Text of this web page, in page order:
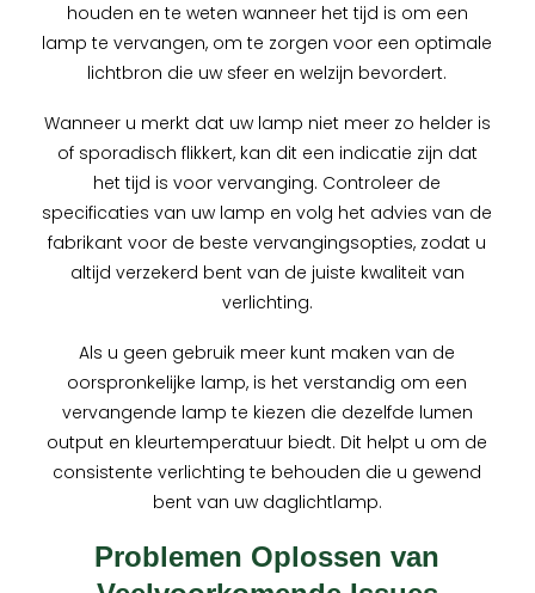
houden en te weten wanneer het tijd is om een
lamp te vervangen, om te zorgen voor een optimale
lichtbron die uw sfeer en welzijn bevordert.
Wanneer u merkt dat uw lamp niet meer zo helder is
of sporadisch flikkert, kan dit een indicatie zijn dat
het tijd is voor vervanging. Controleer de
specificaties van uw lamp en volg het advies van de
fabrikant voor de beste vervangingsopties, zodat u
altijd verzekerd bent van de juiste kwaliteit van
verlichting.
Als u geen gebruik meer kunt maken van de
oorspronkelijke lamp, is het verstandig om een
vervangende lamp te kiezen die dezelfde lumen
output en kleurtemperatuur biedt. Dit helpt u om de
consistente verlichting te behouden die u gewend
bent van uw daglichtlamp.
Problemen Oplossen van